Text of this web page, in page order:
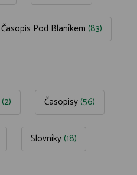
Časopis Pod Blaníkem (83)
(2) Časopisy (56)
Slovníky (18)